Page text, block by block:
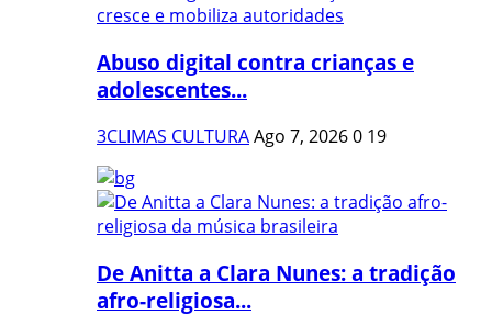
Abuso digital contra crianças e
adolescentes...
3CLIMAS CULTURAAgo 7, 20260 19
De Anitta a Clara Nunes: a tradição
afro-religiosa...